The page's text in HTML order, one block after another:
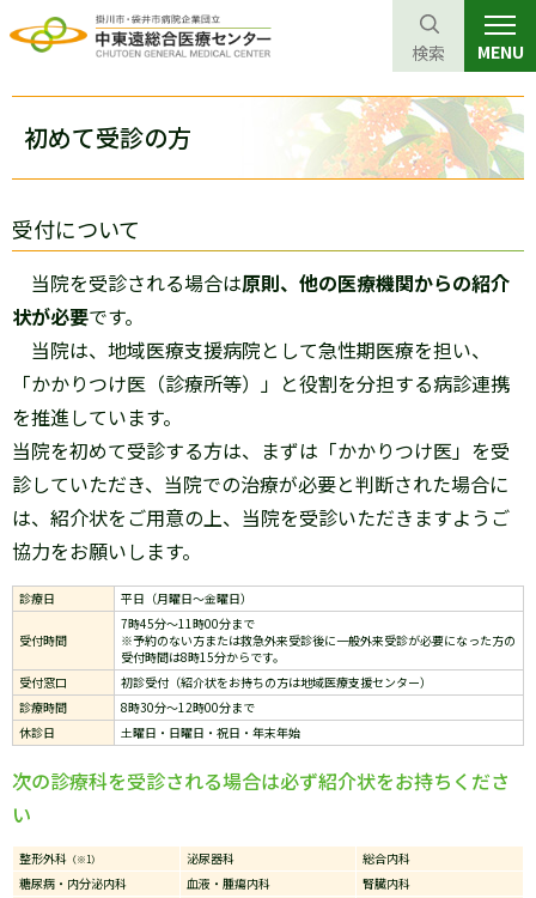
グ
バ
ル
ナ
ゲ
ョ
ン
へ
本
ロ
ル
ナ
ビ
ー
ン
へ
フ
ー
へ
検索 MENU
初めて受診の方
受付について
当院を受診される場合は原則、他の医療機関からの紹介
状が必要です。
当院は、地域医療支援病院として急性期医療を担い、
「かかりつけ医（診療所等）」と役割を分担する病診連携
を推進しています。
当院を初めて受診する方は、まずは「かかりつけ医」を受
診していただき、当院での治療が必要と判断された場合に
は、紹介状をご用意の上、当院を受診いただきますようご
協力をお願いします。
診療日 平日（月曜日～金曜日）
受付時間
7時45分～11時00分まで
※予約のない方または救急外来受診後に一般外来受診が必要になった方の
受付時間は8時15分からです。
受付窓口
初診受付（紹介状をお持ちの方は地域医療支援センター）
診療時間
8時30分～12時00分まで
休診日
土曜日・日曜日・祝日・年末年始
次の診療科を受診される場合は必ず紹介状をお持ちくださ
い
整形外科 （※1） 泌尿器科
総合内科
糖尿病・内分泌内科
血液・腫瘍内科
腎臓内科